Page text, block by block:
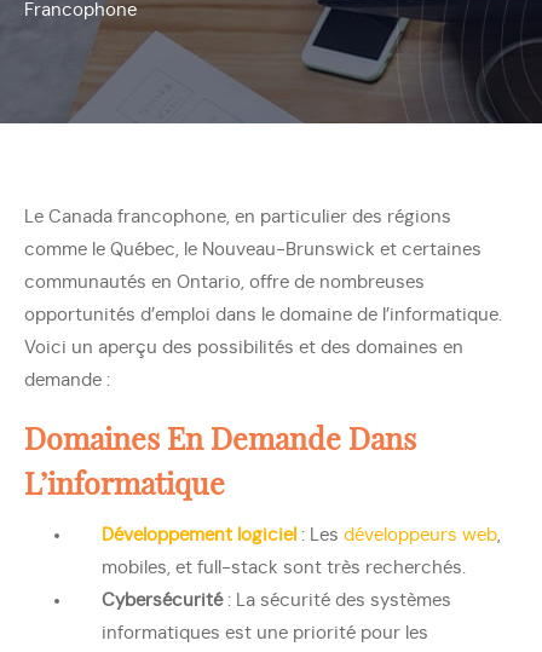
Francophone
Le Canada francophone, en particulier des régions
comme le Québec, le Nouveau-Brunswick et certaines
communautés en Ontario, offre de nombreuses
opportunités d’emploi dans le domaine de l’informatique.
Voici un aperçu des possibilités et des domaines en
demande :
Domaines En Demande Dans
L’informatique
Développement logiciel : Les développeurs web,
mobiles, et full-stack sont très recherchés.
Cybersécurité: La sécurité des systèmes
informatiques est une priorité pour les